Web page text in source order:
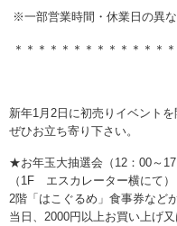
※一部営業時間・休業日の異な
＊＊＊＊＊＊＊＊＊＊＊＊＊
新年1 月 2 日に初売りイベントを
ぜひお立ち寄り下さい。
★お年玉大抽選会（ 12 ： 00～ 17
（ 1F エスカレーター横にて）
2階「はこぐるめ」食事券など
当日、 2000円以上お買い上げ